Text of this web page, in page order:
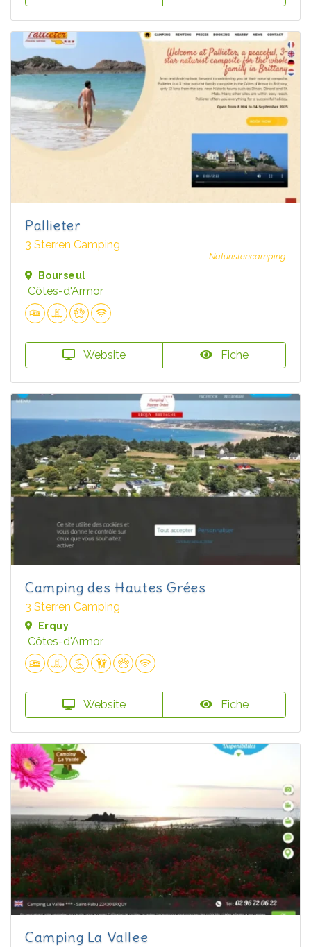
Pallieter
3 Sterren Camping
Naturistencamping
Bourseul
Côtes-d'Armor
Website Fiche
Camping des Hautes Grées
3 Sterren Camping
Erquy
Côtes-d'Armor
Website Fiche
Camping La Vallee